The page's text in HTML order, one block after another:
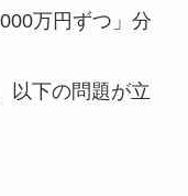
万円ずつ」分
以下の問題が立